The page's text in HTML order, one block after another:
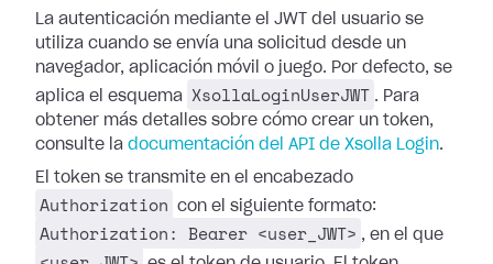
La autenticación mediante el JWT del usuario se
utiliza cuando se envía una solicitud desde un
navegador, aplicación móvil o juego. Por defecto, se
aplica el esquema
XsollaLoginUserJWT . Para
obtener más detalles sobre cómo crear un token,
consulte la documentación del API de Xsolla Login.
El token se transmite en el encabezado
Authorization con el siguiente formato:
Authorization: Bearer <user_JWT> , en el que